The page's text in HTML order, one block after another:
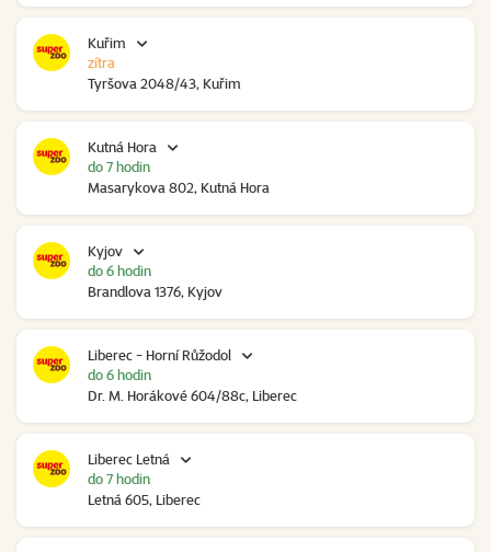
Kuřim
Tyršova 2048/43, Kuřim
zítra
Kutná Hora
Masarykova 802, Kutná Hora
do 7 hodin
Kyjov
Brandlova 1376, Kyjov
do 6 hodin
Liberec - Horní Růžodol
Dr. M. Horákové 604/88c, Liberec
do 6 hodin
Liberec Letná
Letná 605, Liberec
do 7 hodin